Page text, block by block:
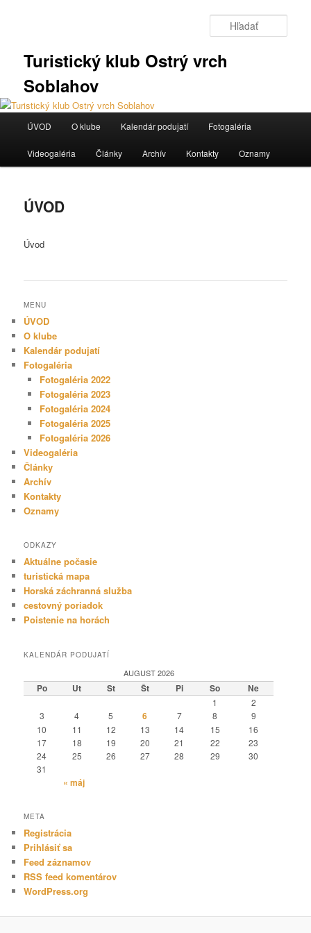
Turistický klub Ostrý vrch
Soblahov
ÚVOD O klube Kalendár podujatí Fotogaléria
Videogaléria Články Archív Kontakty Oznamy
ÚVOD
Úvod
MENU
ÚVOD
O klube
Kalendár podujatí
Fotogaléria
Fotogaléria 2022
Fotogaléria 2023
Fotogaléria 2024
Fotogaléria 2025
Fotogaléria 2026
Videogaléria
Články
Archív
Kontakty
Oznamy
ODKAZY
Aktuálne počasie
turistická mapa
Horská záchranná služba
cestovný poriadok
Poistenie na horách
KALENDÁR PODUJATÍ
AUGUST 2026
Po Ut St Št Pi So Ne
1
2
3
4 5 6 7 8
9
10
11 12 13 14 15
16
17
18 19 20 21 22
23
24
25 26 27 28 29
30
31
« máj
META
Registrácia
Prihlásiť sa
Feed záznamov
RSS feed komentárov
WordPress.org